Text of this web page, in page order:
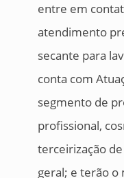
entre em
atendimento
secante para
conta com
segmento de
profissional,
terceirização
geral; e terão o